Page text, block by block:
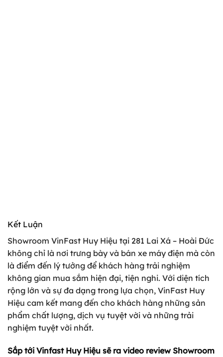
Kết Luận
Showroom VinFast Huy Hiệu tại 281 Lai Xá – Hoài Đức
không chỉ là nơi trưng bày và bán xe máy điện mà còn
là điểm đến lý tưởng để khách hàng trải nghiệm
không gian mua sắm hiện đại, tiện nghi. Với diện tích
rộng lớn và sự đa dạng trong lựa chọn, VinFast Huy
Hiệu cam kết mang đến cho khách hàng những sản
phẩm chất lượng, dịch vụ tuyệt vời và những trải
nghiệm tuyệt vời nhất.
Sắp tới Vinfast Huy Hiệu sẽ ra video review Showroom